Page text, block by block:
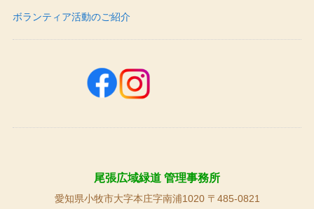
ボランティア活動のご紹介
尾張広域緑道 管理事務所
愛知県小牧市大字本庄字南浦1020 〒485-0821